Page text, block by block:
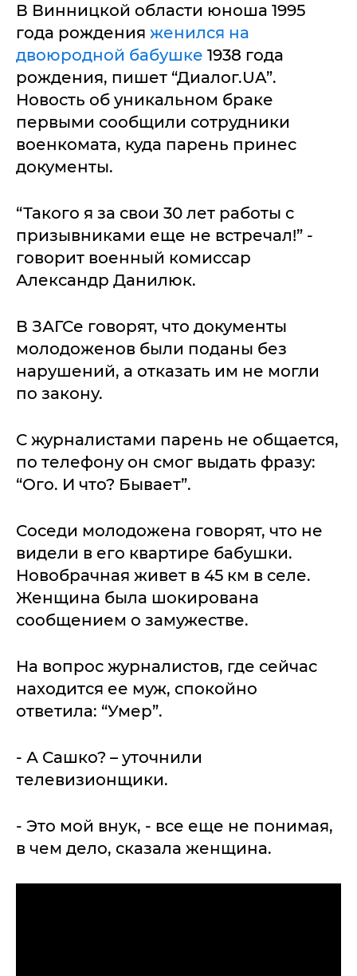
В Винницкой области юноша 1995
года рождения женился на
двоюродной бабушке 1938 года
рождения, пишет “Диалог.UA”.
Новость об уникальном браке
первыми сообщили сотрудники
военкомата, куда парень принес
документы.
“Такого я за свои 30 лет работы с
призывниками еще не встречал!” -
говорит военный комиссар
Александр Данилюк.
В ЗАГСе говорят, что документы
молодоженов были поданы без
нарушений, а отказать им не могли
по закону.
С журналистами парень не общается,
по телефону он смог выдать фразу:
“Ого. И что? Бывает”.
Соседи молодожена говорят, что не
видели в его квартире бабушки.
Новобрачная живет в 45 км в селе.
Женщина была шокирована
сообщением о замужестве.
На вопрос журналистов, где сейчас
находится ее муж, спокойно
ответила: “Умер”.
- А Сашко? – уточнили
телевизионщики.
- Это мой внук, - все еще не понимая,
в чем дело, сказала женщина.